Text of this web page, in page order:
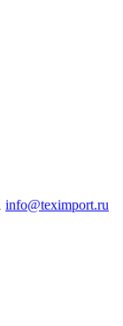
info@teximport.ru